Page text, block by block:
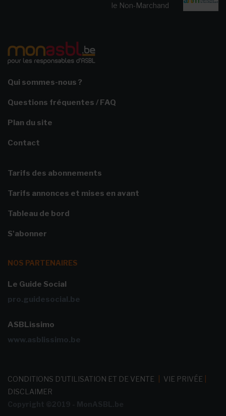
le Non-Marchand
Qui sommes-nous ?
Questions fréquentes / FAQ
Plan du site
Contact
Tarifs des abonnements
Tarifs annonces et mises en avant
Tableau de bord
S'abonner
NOS PARTENAIRES
Le Guide Social
pro.guidesocial.be
ASBLissimo
www.asblissimo.be
CONDITIONS D'UTILISATION ET DE VENTE VIE PRIVÉE
DISCLAIMER